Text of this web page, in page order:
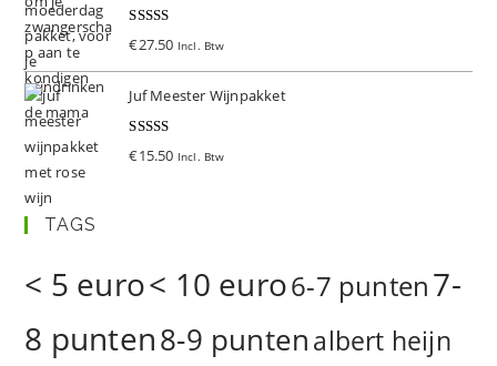
Gewaardeer
€27.50 Incl. Btw
Juf Meester Wijnpakket
Gewaardeer
€15.50 Incl. Btw
TAGS
< 5 euro< 10 euro6-7 punten7-
8 punten8-9 puntenalbert heijn